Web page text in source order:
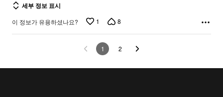
세부 정보 표시
이 정보가 유용하셨나요? 1 8
1 2